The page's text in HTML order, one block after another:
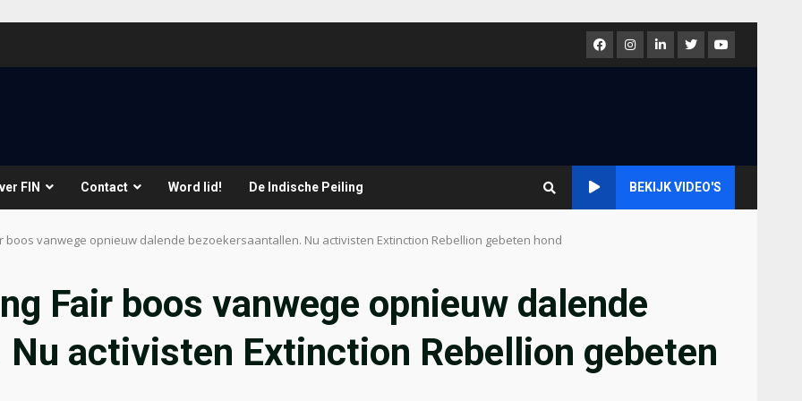
FacebookInstagram
LinkedInTwitterYoutube
FIN Contact Word lid! De Indische Peiling BEKIJK VIDEO'S
boos vanwege opnieuw dalende bezoekersaantallen. Nu activisten Extinction Rebellion gebeten hond
Fair boos vanwege opnieuw dalende
Nu activisten Extinction Rebellion gebeten